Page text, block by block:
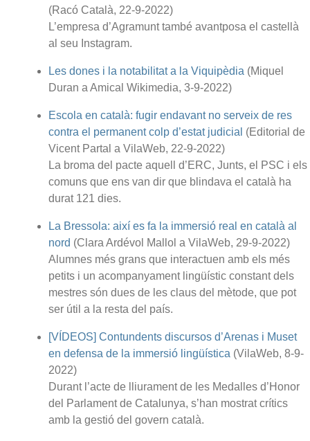
(Racó Català, 22-9-2022)
L’empresa d’Agramunt també avantposa el castellà
al seu Instagram.
Les dones i la notabilitat a la Viquipèdia (Miquel
Duran a Amical Wikimedia, 3-9-2022)
Escola en català: fugir endavant no serveix de res
contra el permanent colp d’estat judicial (Editorial de
Vicent Partal a VilaWeb, 22-9-2022)
La broma del pacte aquell d’ERC, Junts, el PSC i els
comuns que ens van dir que blindava el català ha
durat 121 dies.
La Bressola: així es fa la immersió real en català al
nord (Clara Ardévol Mallol a VilaWeb, 29-9-2022)
Alumnes més grans que interactuen amb els més
petits i un acompanyament lingüístic constant dels
mestres són dues de les claus del mètode, que pot
ser útil a la resta del país.
[VÍDEOS] Contundents discursos d’Arenas i Muset
en defensa de la immersió lingüística (VilaWeb, 8-9-
2022)
Durant l’acte de lliurament de les Medalles d’Honor
del Parlament de Catalunya, s’han mostrat crítics
amb la gestió del govern català.